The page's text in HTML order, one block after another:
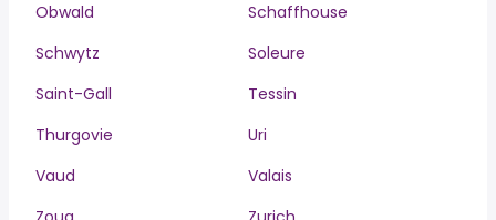
Obwald
Schaffhouse
Schwytz
Soleure
Saint-Gall
Tessin
Thurgovie
Uri
Vaud
Valais